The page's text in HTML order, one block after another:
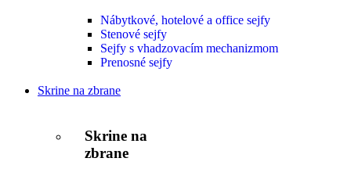
Nábytkové, hotelové a office sejfy
Stenové sejfy
Sejfy s vhadzovacím mechanizmom
Prenosné sejfy
Skrine na zbrane
Skrine na
zbrane